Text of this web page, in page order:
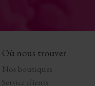
Où nous trouver
Nos boutiques
Service clients